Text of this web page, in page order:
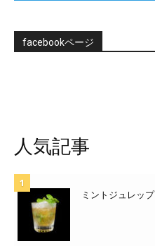
facebookページ
人気記事
ミントジュレップ